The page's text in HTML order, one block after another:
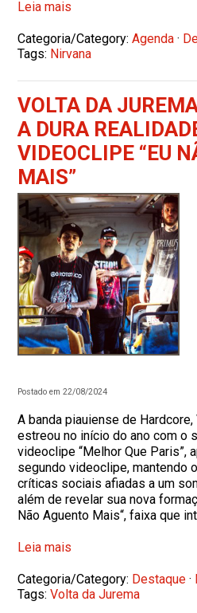
Leia mais
Categoria/Category:Agenda ·
Tags: Nirvana
VOLTA DA
A DURA
VIDEOCLIPE “EU
MAIS”
Postado em 22/08/2024
A banda piauiense de
estreou no início do ano com o
videoclipe “Melhor Que Paris”,
segundo videoclipe, mantendo
críticas sociais afiadas a um
além de revelar sua nova
Não Aguento Mais“, faixa que
Leia mais
Categoria/Category: Destaque ·
Tags:Volta da Jurema